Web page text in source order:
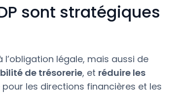
sont stratégiques
légale, mais aussi de
de trésorerie, et réduire les
les directions financières et les